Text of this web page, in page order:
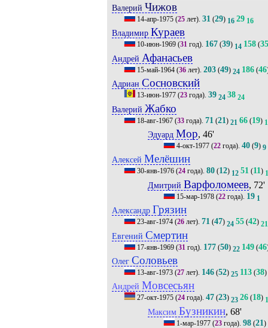
Валерий Чижов
14-апр-1975(25лет). 31(29) 16 29 16
Владимир Кураев
10-июн-1969(31год). 167(39) 14 158(35
Андрей Афанасьев
15-май-1964(36лет). 203(49) 24 186(46
Адриан Сосновский
13-июн-1977(23года). 39 24 38 24
Валерий Жабко
18-авг-1967(33года). 71 (21) 21 66(19)
Эдуард Мор, 46'
4-окт-1977 (22 года).40 (9) 9
Алексей Мелёшин
30-янв-1976(24года). 80(12) 12 51(11)
Дмитрий Варфоломеев, 72'
15-мар-1978 (22 года). 19 1
Александр Грязин
23-авг-1974(26лет). 71(47) 24 55(42) 21
Евгений Смертин
17-янв-1969(31 год). 177(50) 22 149(46
Олег Соловьев
13-авг-1973(27лет). 146(52) 25 113(38)
Андрей Мовсесьян
27-окт-1975(24года). 47(23) 23 26(18)
Максим Бузникин, 68'
1-мар-1977 (23 года).98 (21)